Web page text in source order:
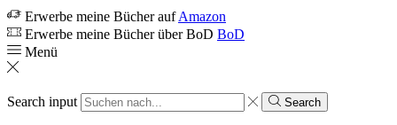
Erwerbe meine Bücher auf Amazon
Erwerbe meine Bücher über BoD BoD
Menü
Search input Search